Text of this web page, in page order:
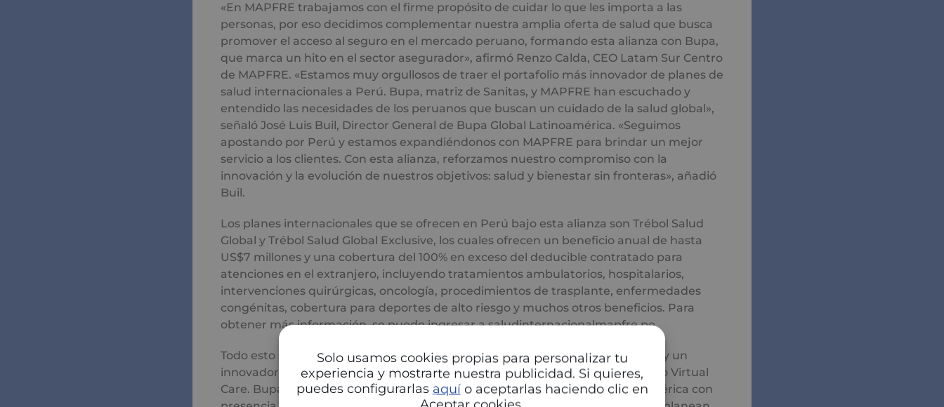
Solo usamos cookies propias para personalizar tu
experiencia y mostrarte nuestra publicidad. Si quieres,
puedes configurarlas aquío aceptarlas haciendo clic en
«En MAPFRE trabajamos con el firme propósito de cuidar lo que les importa a las
personas, por eso decidimos complementar nuestra amplia oferta de salud que busca
promover el acceso al seguro en el mercado peruano, formando esta alianza con Bupa,
que marca un hito en el sector asegurador», afirmó Renzo Calda, CEO Latam Sur Centro
de MAPFRE. «Estamos muy orgullosos de traer el portafolio más innovador de planes de
salud internacionales a Perú. Bupa, matriz de Sanitas, y MAPFRE han escuchado y
entendido las necesidades de los peruanos que buscan un cuidado de la salud global»,
señaló José Luis Buil, Director General de Bupa Global Latinoamérica. «Seguimos
apostando por Perú y estamos expandiéndonos con MAPFRE para brindar un mejor
servicio a los clientes. Con esta alianza, reforzamos nuestro compromiso con la
innovación y la evolución de nuestros objetivos: salud y bienestar sin fronteras», añadió
Buil.
Los planes internacionales que se ofrecen en Perú bajo esta alianza son Trébol Salud
Global y Trébol Salud Global Exclusive, los cuales ofrecen un beneficio anual de hasta
US$7 millones y una cobertura del 100% en exceso del deducible contratado para
atenciones en el extranjero, incluyendo tratamientos ambulatorios, hospitalarios,
intervenciones quirúrgicas, oncología, procedimientos de trasplante, enfermedades
congénitas, cobertura para deportes de alto riesgo y muchos otros beneficios. Para
obtener más información, se puede ingresar a saludinternacionalmapfre.pe.
Todo esto se complementa con una red médica internacional de primer nivel y un
innovador ecosistema digital de prevención y seguimiento de la salud llamado Virtual
Care. Bupa, matriz de Sanitas, y MAPFRE, la mayor aseguradora de Latinoamérica con